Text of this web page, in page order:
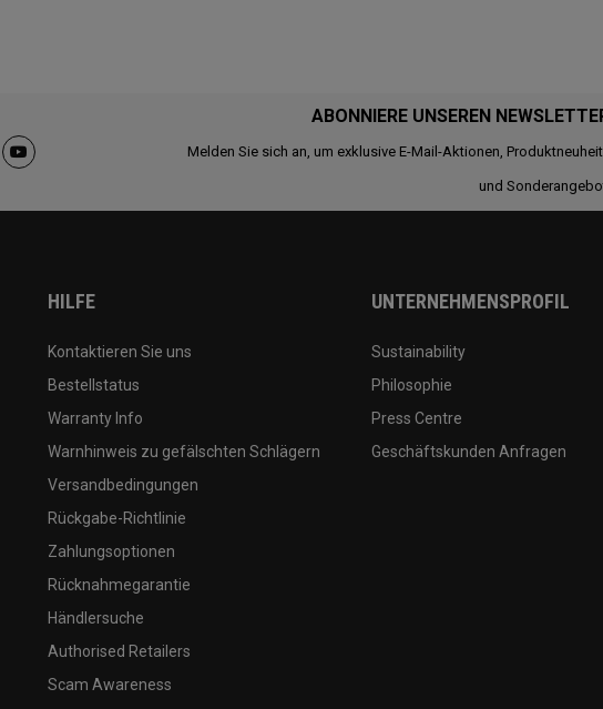
ABONNIERE UNSEREN
Melden Sie sich an, um exklusive E-Mail-Aktionen,
und
HILFE
Kontaktieren Sie uns
Bestellstatus
Warranty Info
Warnhinweis zu gefälschten Schlägern
Versandbedingungen
Rückgabe-Richtlinie
Zahlungsoptionen
Rücknahmegarantie
Händlersuche
Authorised Retailers
Scam Awareness
UNTERNEHMENSPROFIL
Sustainability
Philosophie
Press Centre
Geschäftskunden Anfragen